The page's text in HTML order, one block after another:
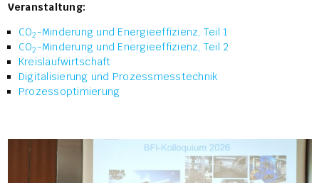
Veranstaltung:
CO2-Minderung und Energieeffizienz, Teil 1
CO2-Minderung und Energieeffizienz, Teil 2
Kreislaufwirtschaft
Digitalisierung und Prozessmesstechnik
Prozessoptimierung